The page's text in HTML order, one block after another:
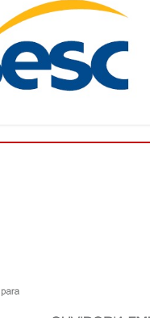
feira (27/05), a um
mais
o Conselho
Mineiro Sicoob 2026
relacionados para a